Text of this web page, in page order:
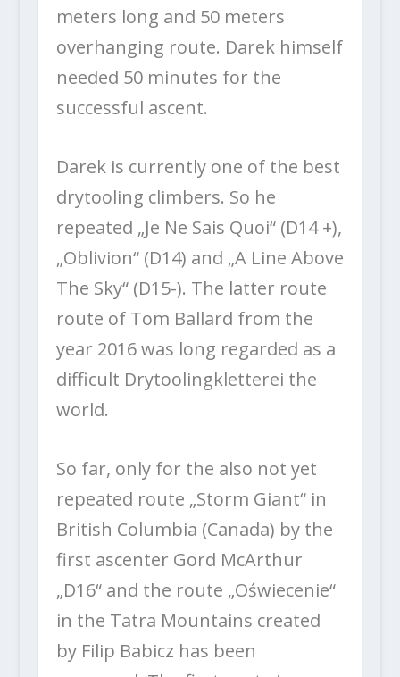
meters long and 50 meters
overhanging route. Darek himself
needed 50 minutes for the
successful ascent.
Darek is currently one of the best
drytooling climbers. So he
repeated „Je Ne Sais Quoi“ (D14 +),
„Oblivion“ (D14) and „A Line Above
The Sky“ (D15-). The latter route
route of Tom Ballard from the
year 2016 was long regarded as a
difficult Drytoolingkletterei the
world.
So far, only for the also not yet
repeated route „Storm Giant“ in
British Columbia (Canada) by the
first ascenter Gord McArthur
„D16“ and the route „Oświecenie“
in the Tatra Mountains created
by Filip Babicz has been